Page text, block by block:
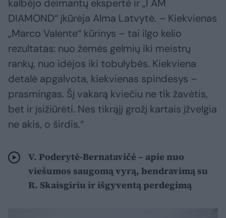
kalbėjo deimantų ekspertė ir „I AM
DIAMOND“ įkūrėja Alma Latvytė. – Kiekvienas
„Marco Valente“ kūrinys – tai ilgo kelio
rezultatas: nuo žemės gelmių iki meistrų
rankų, nuo idėjos iki tobulybės. Kiekviena
detalė apgalvota, kiekvienas spindesys –
prasmingas. Šį vakarą kviečiu ne tik žavėtis,
bet ir įsižiūrėti. Nes tikrąjį grožį kartais įžvelgia
ne akis, o širdis.“
V. Poderytė-Bernatavičė – apie nuo
viešumos saugomą vyrą, bendravimą su
R. Skaisgiriu ir išgyventą perdegimą